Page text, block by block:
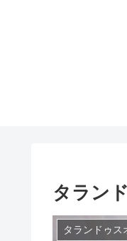
タラン
タランドゥス